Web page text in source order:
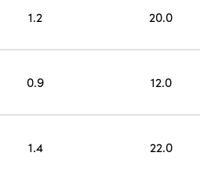
1.2 20.0
0.9 12.0
1.4 22.0